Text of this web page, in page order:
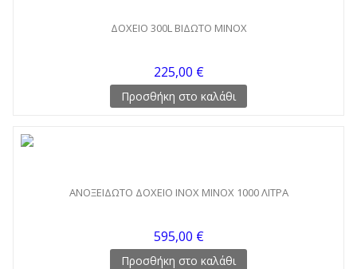
ΔΟΧΕΙΟ 300L ΒΙΔΩΤΟ MINOX
225,00 €
Προσθήκη στο καλάθι
ΑΝΟΞΕΙΔΩΤΟ ΔΟΧΕΙΟ ΙΝΟΧ MINOX 1000 ΛΙΤΡΑ
595,00 €
Προσθήκη στο καλάθι